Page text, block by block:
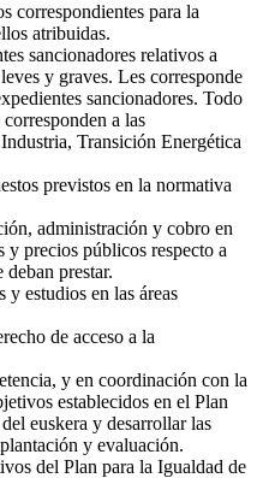
correspondientes para la
atribuidas.
sancionadores relativos a
y graves. Les corresponde
sancionadores. Todo
a las
Transición Energética
previstos en la normativa
administración y cobro en
y precios públicos respecto a
prestar.
y estudios en las áreas
de acceso a la
y en coordinación con la
establecidos en el Plan
euskera y desarrollar las
y evaluación.
del Plan para la Igualdad de